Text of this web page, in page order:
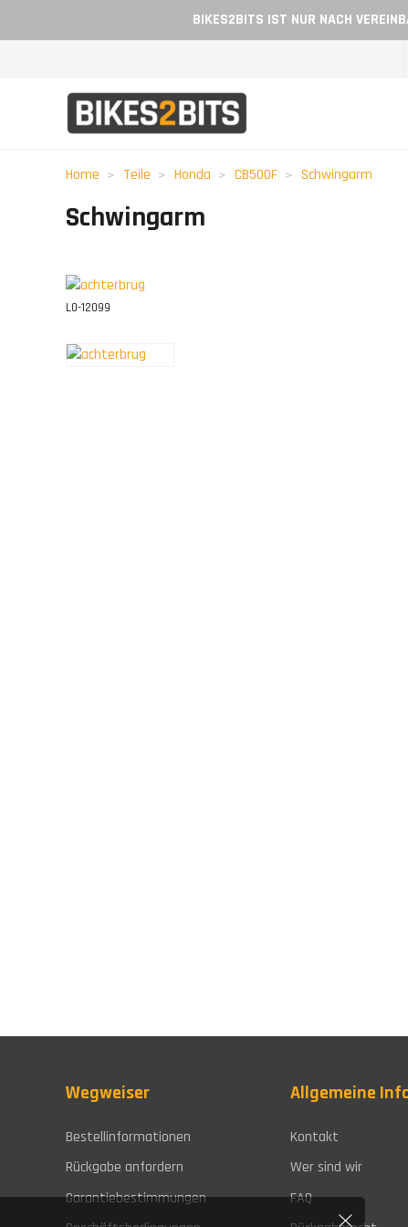
BIKES2BITS IST NUR NACH
Home Teile Honda CB500F Schwingarm
Schwingarm
L0-12099
Wegweiser
Bestellinformationen
Rückgabe anfordern
Garantiebestimmungen
Allgemeine
Kontakt
Wer sind wir
FAQ